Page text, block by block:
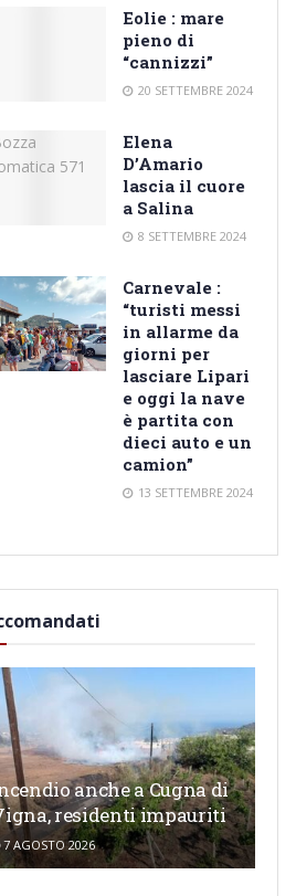
Eolie : mare
pieno di
“cannizzi”
20 SETTEMBRE 2024
Elena
D’Amario
lascia il cuore
a Salina
8 SETTEMBRE 2024
Carnevale :
“turisti messi
in allarme da
giorni per
lasciare Lipari
e oggi la nave
è partita con
dieci auto e un
camion”
13 SETTEMBRE 2024
anche a Cugna di
residenti impauriti
7 AGOSTO 2026